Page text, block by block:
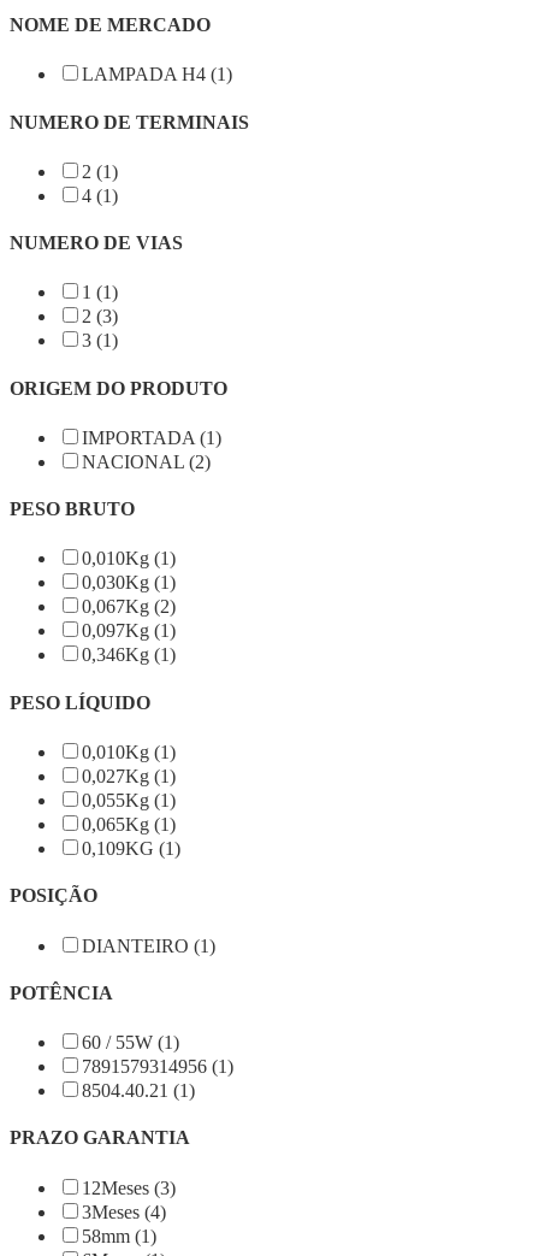
NOME DE MERCADO
LAMPADA H4 (1)
NUMERO DE TERMINAIS
2 (1)
4 (1)
NUMERO DE VIAS
1 (1)
2 (3)
3 (1)
ORIGEM DO PRODUTO
IMPORTADA (1)
NACIONAL (2)
PESO BRUTO
0,010Kg (1)
0,030Kg (1)
0,067Kg (2)
0,097Kg (1)
0,346Kg (1)
PESO LÍQUIDO
0,010Kg (1)
0,027Kg (1)
0,055Kg (1)
0,065Kg (1)
0,109KG (1)
POSIÇÃO
DIANTEIRO (1)
POTÊNCIA
60 / 55W (1)
7891579314956 (1)
8504.40.21 (1)
PRAZO GARANTIA
12Meses (3)
3Meses (4)
58mm (1)